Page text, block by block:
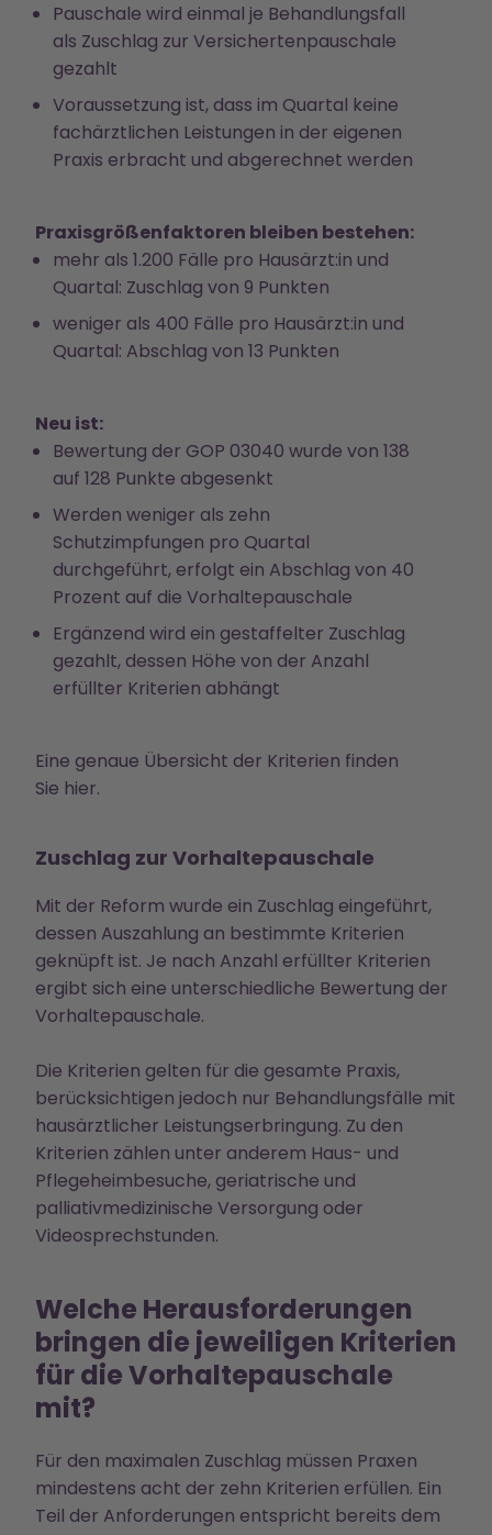
Pauschale wird einmal je Behandlungsfall
als Zuschlag zur Versichertenpauschale
gezahlt
Voraussetzung ist, dass im Quartal keine
fachärztlichen Leistungen in der eigenen
Praxis erbracht und abgerechnet werden
Praxisgrößenfaktoren bleiben bestehen:
mehr als 1.200 Fälle pro Hausärzt:in und
Quartal: Zuschlag von 9 Punkten
weniger als 400 Fälle pro Hausärzt:in und
Quartal: Abschlag von 13 Punkten
Neu ist:
Bewertung der GOP 03040 wurde von 138
auf 128 Punkte abgesenkt
Werden weniger als zehn
Schutzimpfungen pro Quartal
durchgeführt, erfolgt ein Abschlag von 40
Prozent auf die Vorhaltepauschale
Ergänzend wird ein gestaffelter Zuschlag
gezahlt, dessen Höhe von der Anzahl
erfüllter Kriterien abhängt
Eine genaue Übersicht der Kriterien finden
Sie hier.
Zuschlag zur Vorhaltepauschale
Mit der Reform wurde ein Zuschlag eingeführt,
dessen Auszahlung an bestimmte Kriterien
geknüpft ist. Je nach Anzahl erfüllter Kriterien
ergibt sich eine unterschiedliche Bewertung der
Vorhaltepauschale.
Die Kriterien gelten für die gesamte Praxis,
berücksichtigen jedoch nur Behandlungsfälle mit
hausärztlicher Leistungserbringung. Zu den
Kriterien zählen unter anderem Haus- und
Pflegeheimbesuche, geriatrische und
palliativmedizinische Versorgung oder
Videosprechstunden.
Welche Herausforderungen
bringen die jeweiligen Kriterien
für die Vorhaltepauschale
mit?
Für den maximalen Zuschlag müssen Praxen
mindestens acht der zehn Kriterien erfüllen. Ein
Teil der Anforderungen entspricht bereits dem